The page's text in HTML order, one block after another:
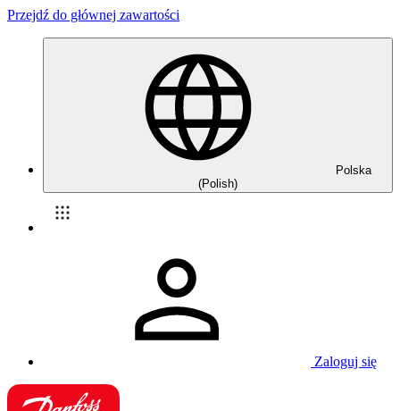
Przejdź do głównej zawartości
Polska
(Polish)
Zaloguj się